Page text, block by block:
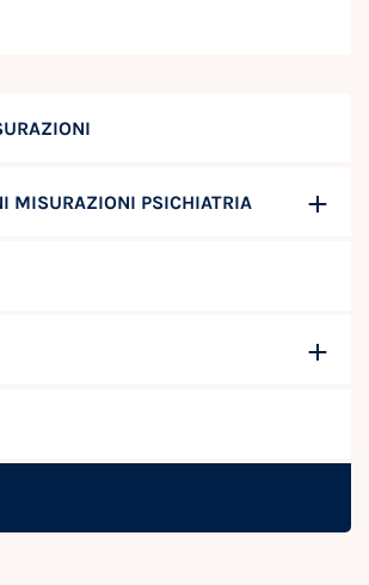
MISURAZIONI PSICHIATRIA